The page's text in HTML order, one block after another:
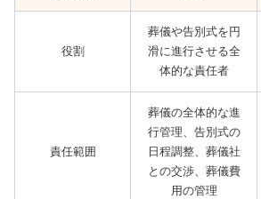
役割
葬儀や告別式を円
滑に進行させる全
体的な責任者
責任範囲
葬儀の全体的な進
行管理、告別式の
日程調整、葬儀社
との交渉、葬儀費
用の管理